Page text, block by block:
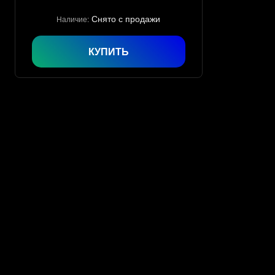
Наличие: Снято с продажи
КУПИТЬ